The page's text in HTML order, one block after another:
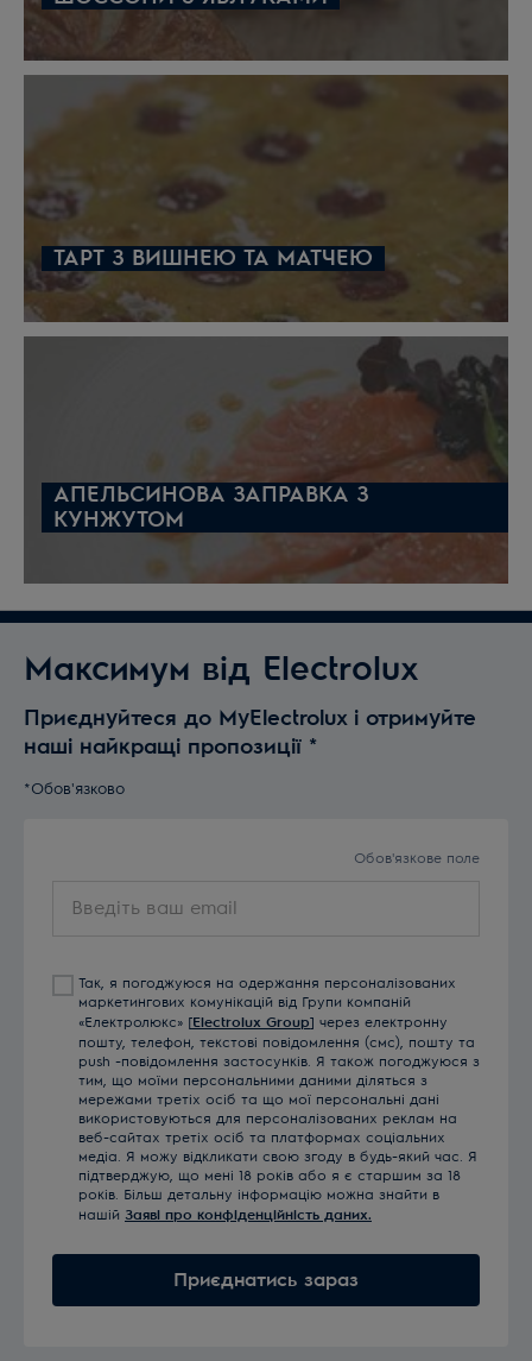
ТАРТ З ВИШНЕЮ ТА МАТЧЕЮ
АПЕЛЬСИНОВА ЗАПРАВКА З
КУНЖУТОМ
Максимум від Electrolux
Приєднуйтеся до MyElectrolux і отримуйте
наші найкращі пропозиції *
*Обов'язково
Обов'язкове поле
Так, я погоджуюся на одержання персоналізованих
маркетингових комунікацій від Групи компаній
«Електролюкс» [Electrolux Group] через електронну
пошту, телефон, текстові повідомлення (смс), пошту та
push -повідомлення застосунків. Я також погоджуюся з
тим, що моїми персональними даними діляться з
мережами третіх осіб та що мої персональні дані
використовуються для персоналізованих реклам на
веб-сайтах третіх осіб та платформах соціальних
медіа. Я можу відкликати свою згоду в будь-який час. Я
підтверджую, що мені 18 років або я є старшим за 18
років. Більш детальну інформацію можна знайти в
нашій Заяві про конфіденційність даних.
Приєднатись зараз